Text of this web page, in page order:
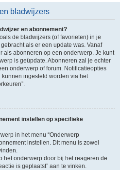
bladwijzers
en abonnement?
de bladwijzers (of favorieten) in je
als er een update was. Vanaf
als abonneren op een onderwerp. Je kunt
is geüpdate. Abonneren zal je echter
onderwerp of forum. Notificatieopties
ingesteld worden via het
instellen op specifieke
in het menu “Onderwerp
instellen. Dit menu is zowel
het onderwerp door bij het reageren de
is geplaatst” aan te vinken.